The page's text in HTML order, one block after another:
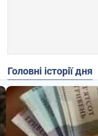
Головні історії дня